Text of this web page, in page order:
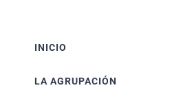
INICIO
LA AGRUPACIÓN